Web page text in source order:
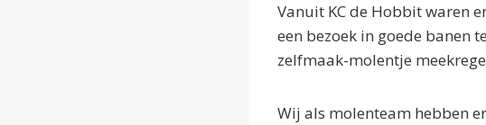
Vanuit KC de Hobbit waren
een bezoek in goede banen
zelfmaak-molentje
Wij als molenteam hebben